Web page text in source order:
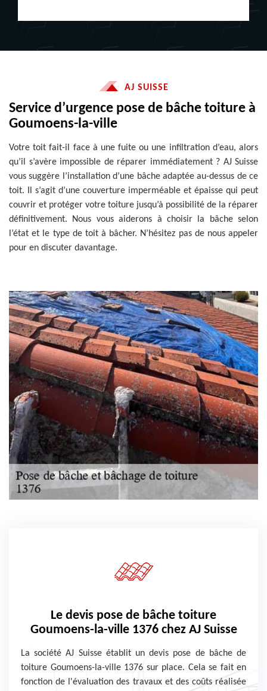
AJ SUISSE
Service d’urgence pose de bâche toiture à
Goumoens-la-ville
Votre toit fait-il face à une fuite ou une infiltration d’eau, alors
qu’il s’avère impossible de réparer immédiatement ? AJ Suisse
vous suggère l’installation d’une bâche adaptée au-dessus de ce
toit. Il s’agit d’une couverture imperméable et épaisse qui peut
couvrir et protéger votre toiture jusqu’à possibilité de la réparer
définitivement. Nous vous aiderons à choisir la bâche selon
l’état et le type de toit à bâcher. N’hésitez pas de nous appeler
pour en discuter davantage.
Le devis pose de bâche toiture
Goumoens-la-ville 1376 chez AJ Suisse
La société AJ Suisse établit un devis pose de bâche de
toiture Goumoens-la-ville 1376 sur place. Cela se fait en
fonction de l'évaluation des travaux et des coûts réalisée